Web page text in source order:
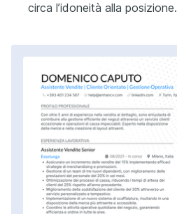
circa l’idoneità alla posizione.